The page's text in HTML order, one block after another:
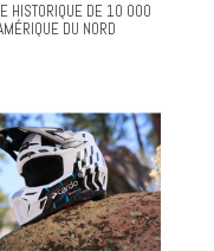
HISTORIQUE DE 10 000
DU NORD